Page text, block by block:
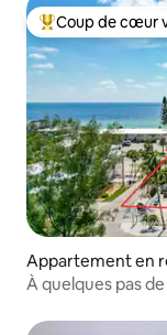
Coups de cœur
Coup de cœur
Appartement en
À quelques pas